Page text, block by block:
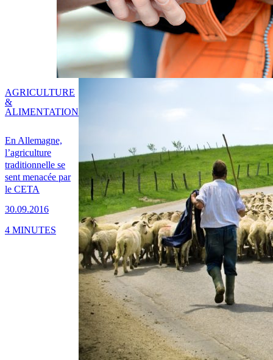
En Allemagne,
l’agriculture
traditionnelle se
sent menacée par
le CETA
30.09.2016
AGRICULTURE
&
ALIMENTATION
4 MINUTES